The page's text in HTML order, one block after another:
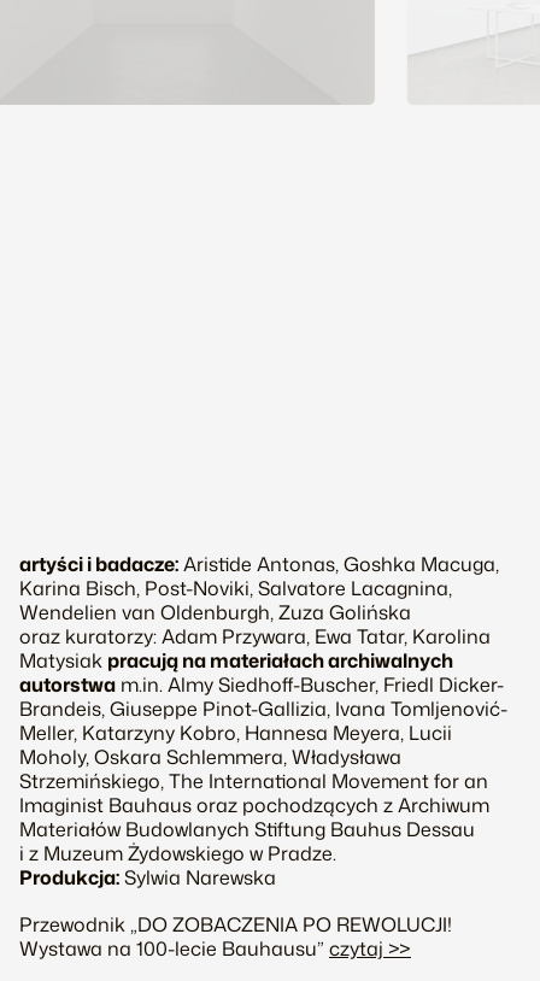
artyści i badacze:Aristide Antonas, Goshka Macuga,
Karina Bisch, Post-Noviki, Salvatore Lacagnina,
Wendelien van Oldenburgh, Zuza Golińska
oraz kuratorzy: Adam Przywara, Ewa Tatar, Karolina
Matysiak pracują na materiałach archiwalnych
autorstwa m.in. Almy Siedhoff-Buscher, Friedl Dicker-
Brandeis, Giuseppe Pinot-Gallizia, Ivana Tomljenović-
Meller, Katarzyny Kobro, Hannesa Meyera, Lucii
Moholy, Oskara Schlemmera, Władysława
Strzemińskiego, The International Movement for an
Imaginist Bauhaus oraz pochodzących z Archiwum
Materiałów Budowlanych Stiftung Bauhus Dessau
i z Muzeum Żydowskiego w Pradze.
Produkcja:Sylwia Narewska
Przewodnik „DO ZOBACZENIA PO REWOLUCJI!
Wystawa na 100-lecie Bauhausu” czytaj >>